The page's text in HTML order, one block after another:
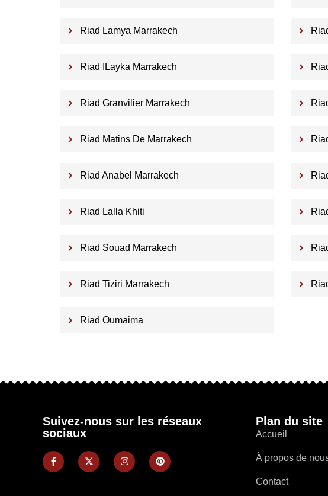
Riad Lamya Marrakech
Riad ILayka Marrakech
Riad Granvilier Marrakech
Riad Matins De Marrakech
Riad Anabel Marrakech
Riad Lalla Khiti
Riad Souad Marrakech
Riad Tiziri Marrakech
Riad Oumaima
Suivez-nous sur les réseaux
sociaux
Plan du site
Accueil
À propos de
Contact